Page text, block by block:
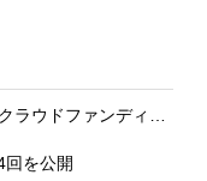
回を公開